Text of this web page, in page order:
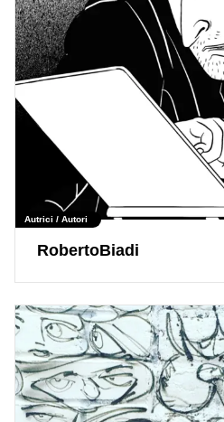
Autrici / Autori
RobertoBiadi